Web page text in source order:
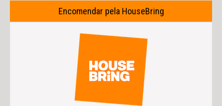
Encomendar pela HouseBring